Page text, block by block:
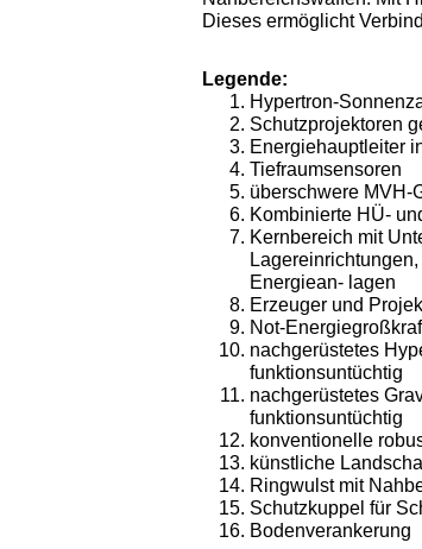
Dieses ermöglicht
Legende:
Hypertron-
Schutzprojektoren
Energiehauptleiter
Tiefraumsensoren
überschwere MVH-
Kombinierte HÜ-
Kernbereich mit
Energiean- lagen
Erzeuger und
Not-
nachgerüstetes
funktionsuntüchtig
nachgerüstetes
funktionsuntüchtig
konventionelle
künstliche
Ringwulst mit
Schutzkuppel für
Bodenverankerung